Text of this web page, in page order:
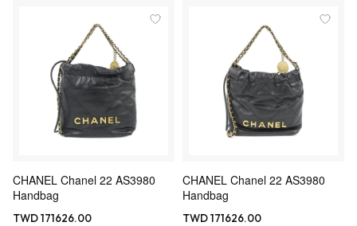
CHANEL Chanel 22 AS3980
Handbag
TWD 171626.00
CHANEL Chanel 22 AS3980
Handbag
TWD 171626.00